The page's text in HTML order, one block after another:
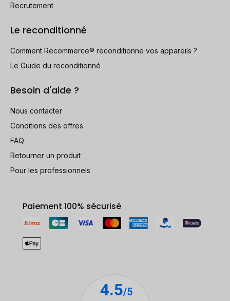
Recrutement
Le reconditionné
Comment Recommerce® reconditionne vos appareils ?
Le Guide du reconditionné
Besoin d'aide ?
Nous contacter
Conditions des offres
FAQ
Retourner un produit
Pour les professionnels
Paiement 100% sécurisé